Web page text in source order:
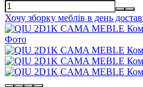
Хочу зборку меблів в день